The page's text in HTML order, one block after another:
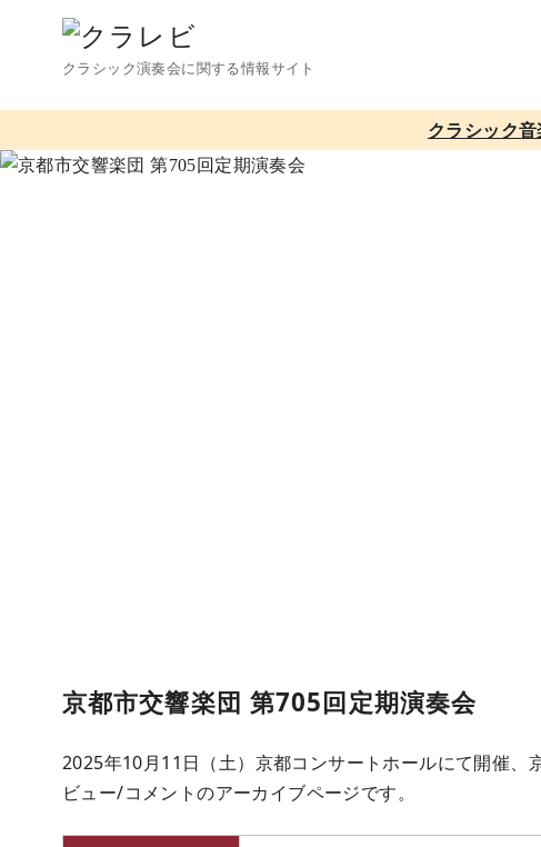
へ
クラシック演奏会に関する情報サイト
クラシック
京都市交響楽団 第705回定期演奏会
2025年10月11日（土）京都コンサートホールにて開催、
ビュー/コメントのアーカイブページです。